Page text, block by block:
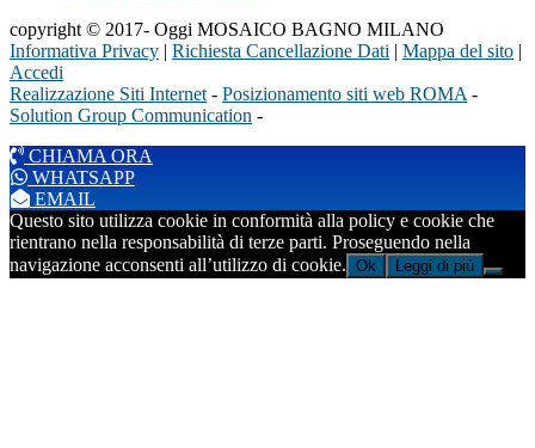
copyright © 2017- Oggi MOSAICO BAGNO MILANO
Informativa Privacy | Richiesta Cancellazione Dati | Mappa del sito |
Accedi
Realizzazione Siti Internet - Posizionamento siti web ROMA -
Solution Group Communication -
CHIAMA ORA
WHATSAPP
EMAIL
Questo sito utilizza cookie in conformità alla policy e cookie che
rientrano nella responsabilità di terze parti. Proseguendo nella
navigazione acconsenti all’utilizzo di cookie. Ok Leggi di più